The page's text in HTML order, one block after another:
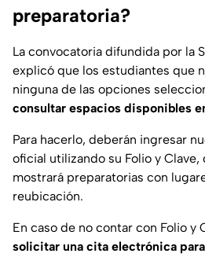
preparatoria?
La convocatoria difundida por la
explicó que los estudiantes que
ninguna de las opciones
consultar espacios disponibles
Para hacerlo, deberán ingresar
oficial utilizando su Folio y
mostrará preparatorias con
reubicación.
En caso de no contar con Folio y
solicitar una cita electrónica